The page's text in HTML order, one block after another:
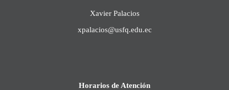
Xavier Palacios
xpalacios@usfq.edu.ec
Horarios de Atención